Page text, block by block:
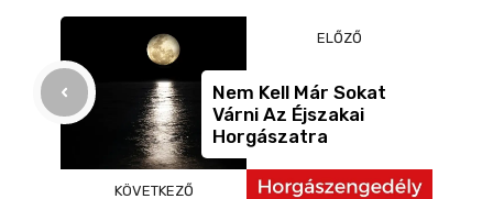
b
o
o
k
n
er
ELŐZŐ
Nem Kell Már Sokat
Várni Az Éjszakai
Horgászatra
KÖVETKEZŐ